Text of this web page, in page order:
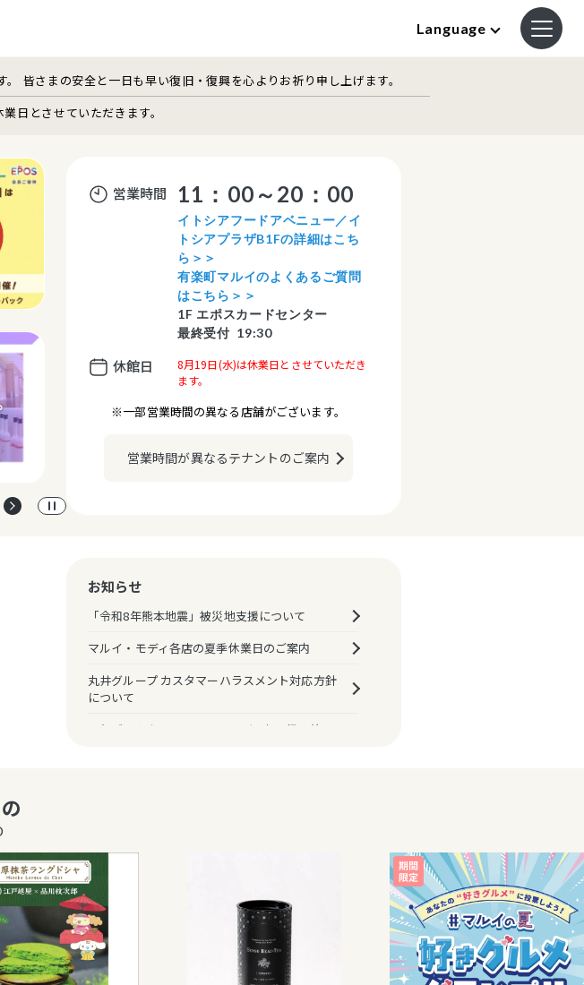
Language
皆さまの安全と一日も早い復旧・復興を心よりお祈り申し上げます。
日とさせていただきます。
営業時間 11：00～20：00
イトシアフードアベニュー／イ
トシアプラザB1Fの詳細はこち
ら＞＞
有楽町マルイのよくあるご質問
はこちら＞＞
1F エポスカードセンター
最終受付 19:30
休館日
8月19日(水)は休業日とさせていただき
ます。
※一部営業時間の異なる店舗がございます。
営業時間が異なるテナントのご案内
お知らせ
「令和8年熊本地震」被災地支援について
マルイ・モディ各店の夏季休業日のご案内
丸井グループ カスタマーハラスメント対応方針
について
一部ギフトカードマルイ・モディお取扱い終了
エポスカード優待割引・加算ポイント レシート
表記の廃止について
海外からのお客さま向け各提携カード等割引中
止について
マルイのネット通販「マルイウェブチャネル」
はこちら